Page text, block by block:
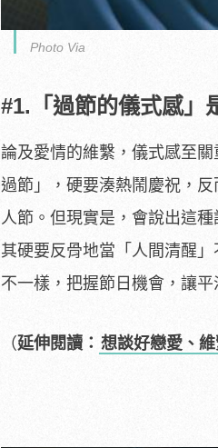
Photo Via
#1.「過節的儀式感」
論及愛情的維繫，儀式感至
過節」，硬要湊熱鬧慶祝，
人節。但現實是，會說出這
其硬要反骨地當「人間清醒
不一樣，把握節日機會，讓
（延伸閱讀： 想談好戀愛、